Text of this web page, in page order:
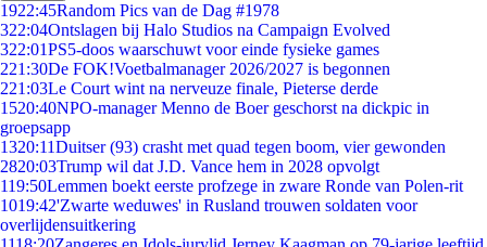
1922:45Random Pics van de Dag #1978
322:04Ontslagen bij Halo Studios na Campaign Evolved
322:01PS5-doos waarschuwt voor einde fysieke games
221:30De FOK!Voetbalmanager 2026/2027 is begonnen
221:03Le Court wint na nerveuze finale, Pieterse derde
1520:40NPO-manager Menno de Boer geschorst na dickpic in
groepsapp
1320:11Duitser (93) crasht met quad tegen boom, vier gewonden
2820:03Trump wil dat J.D. Vance hem in 2028 opvolgt
119:50Lemmen boekt eerste profzege in zware Ronde van Polen-rit
1019:42'Zwarte weduwes' in Rusland trouwen soldaten voor
overlijdensuitkering